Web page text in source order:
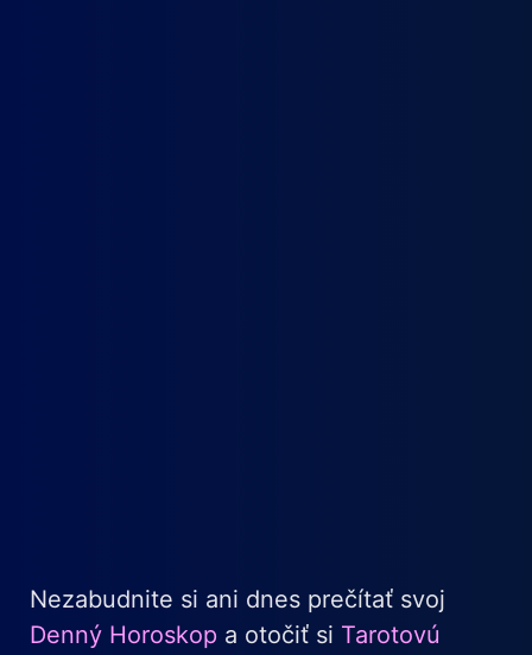
Nezabudnite si ani dnes prečítať svoj
Denný Horoskop a otočiť si Tarotovú